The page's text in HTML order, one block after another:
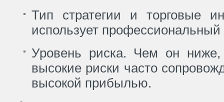
Тип стратегии и торговые
использует профессиональный
Уровень риска. Чем он
высокие риски часто
высокой прибылью.